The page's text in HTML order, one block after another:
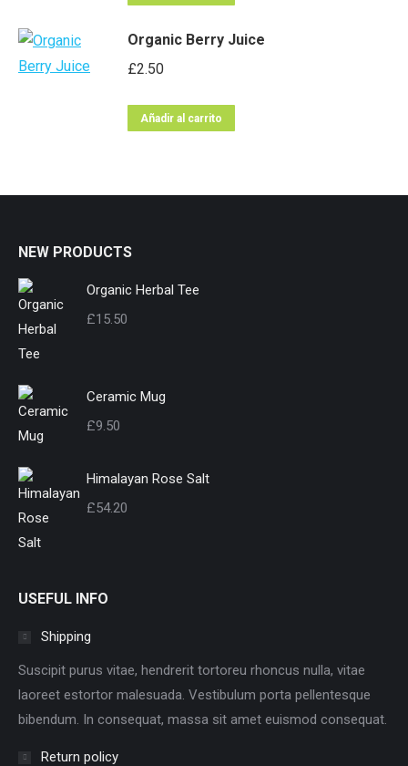
Organic Berry Juice
£2.50
Añadir al carrito
NEW PRODUCTS
Organic Herbal Tee
£15.50
Ceramic Mug
£9.50
Himalayan Rose Salt
£54.20
USEFUL INFO
Shipping
Suscipit purus vitae, hendrerit tortoreu rhoncus nulla, vitae
laoreet estortor malesuada. Vestibulum porta pellentesque
bibendum. In consequat, massa sit amet euismod consequat.
Return policy